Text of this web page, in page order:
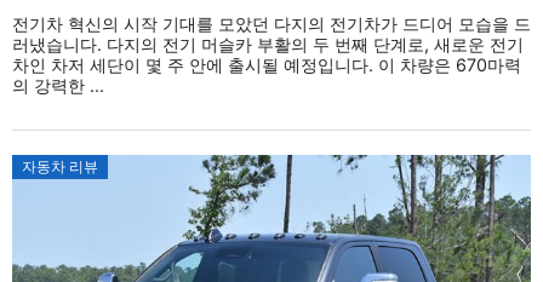
전기차 혁신의 시작 기대를 모았던 다지의 전기차가 드디어 모습을 드
러냈습니다. 다지의 전기 머슬카 부활의 두 번째 단계로, 새로운 전기
차인 차저 세단이 몇 주 안에 출시될 예정입니다. 이 차량은 670마력
의 강력한 ...
자동차 리뷰